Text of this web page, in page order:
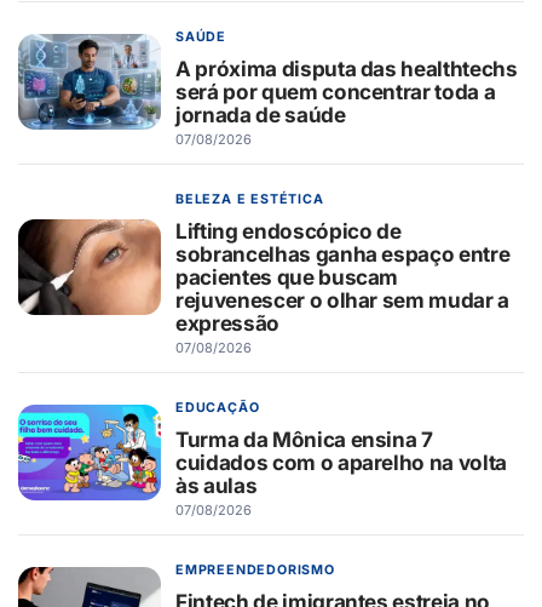
SAÚDE
A próxima disputa das healthtechs
será por quem concentrar toda a
jornada de saúde
07/08/2026
BELEZA E ESTÉTICA
Lifting endoscópico de
sobrancelhas ganha espaço entre
pacientes que buscam
rejuvenescer o olhar sem mudar a
expressão
07/08/2026
EDUCAÇÃO
Turma da Mônica ensina 7
cuidados com o aparelho na volta
às aulas
07/08/2026
EMPREENDEDORISMO
Fintech de imigrantes estreia no